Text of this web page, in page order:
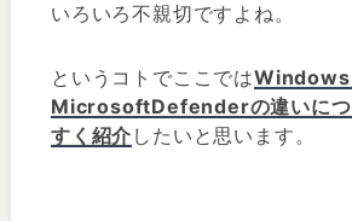
いろいろ不親切ですよね。
というコトでここでは
MicrosoftDefenderの違いにつ
すく紹介 したいと思います。